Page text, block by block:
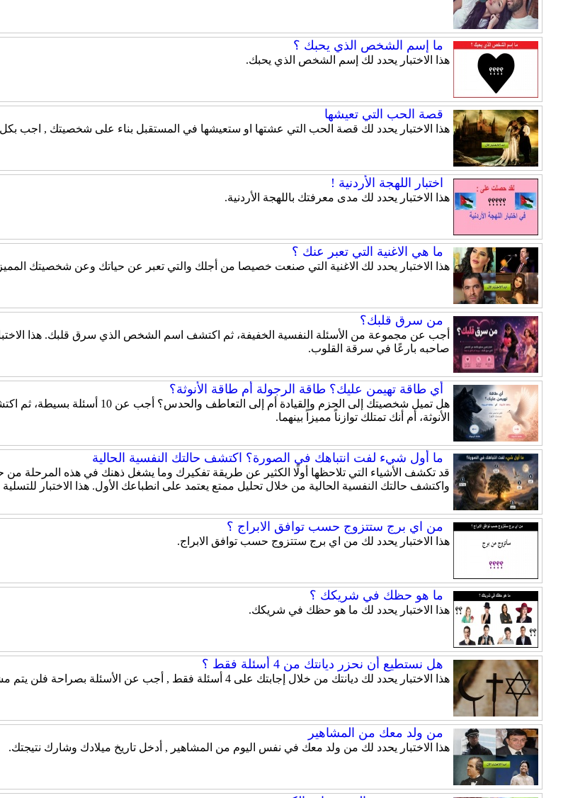
ما إسم الشخص الذي يحبك ؟
هذا الاختبار يحدد لك إسم الشخص الذي يحبك.
قصة الحب التي تعيشها
هذا الاختبار يحدد لك قصة الحب التي عشتها او ستعيشها في المستقبل بناء على شخصيتك , اجب
اختبار اللهجة الأردنية !
هذا الاختبار يحدد لك مدى معرفتك باللهجة الأردنية.
ما هي الاغنية التي تعبر عنك ؟
هذا الاختبار يحدد لك الاغنية التي صنعت خصيصا من أجلك والتي تعبر عن حياتك وعن شخصيتك
من سرق قلبك؟
أجب عن مجموعة من الأسئلة النفسية الخفيفة، ثم اكتشف اسم الشخص الذي سرق قلبك. هذا
صاحبه بارعًا في سرقة القلوب.
أي طاقة تهيمن عليك؟ طاقة الرجولة أم طاقة الأنوثة؟
هل تميل شخصيتك إلى الحزم
الأنوثة، أم أنك تمتلك توازناً مميزاً بينهما.
ما أول شيء لفت انتباهك في الصورة؟ اكتشف حالتك النفسية الحالية
قد تكشف الأشياء التي تلاحظها أولًا الكثير عن طريقة تفكيرك وما يشغل ذهنك في هذه المرحلة
واكتشف حالتك النفسية الحالية من خلال تحليل ممتع يعتمد على انطباعك الأول. هذا الاختبار
من اي برج ستتزوج حسب توافق الابراج ؟
هذا الاختبار يحدد لك من اي برج ستتزوج حسب توافق الابراج.
ما هو حظك في شريكك ؟
هذا الاختبار يحدد لك ما هو حظك في شريكك.
هل نستطيع أن نحزر ديانتك من 4 أسئلة فقط ؟
هذا الاختبار يحدد لك ديانتك من خلال إجابتك على 4 أسئلة فقط , أجب عن الأسئلة بصراحة فلن يتم مشاركة إجاباتك.
من ولد معك من المشاهير
هذا الاختبار يحدد لك من ولد معك في نفس اليوم من المشاهير , أدخل تاريخ ميلادك وشارك نتيجتك.